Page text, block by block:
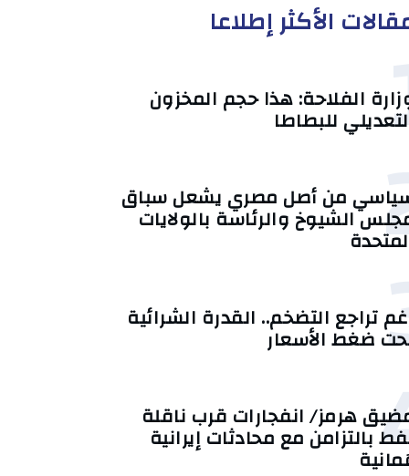
الأكثر إطلاعا
الفلاحة: هذا حجم المخزون
للبطاطا
من أصل مصري يشعل سباق
الشيوخ والرئاسة بالولايات
تراجع التضخم.. القدرة الشرائية
ضغط الأسعار
هرمز/ انفجارات قرب ناقلة
بالتزامن مع محادثات إيرانية